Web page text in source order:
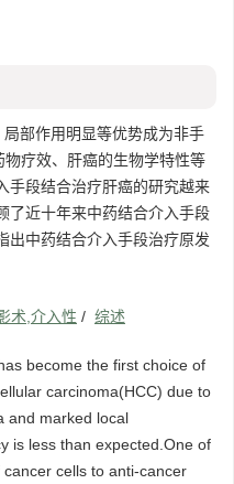
部作用明显等优势成为非手
疗效、肝癌的生物学特性等
手段结合治疗肝癌的研究越来
了近十年来中药结合介入手段
出中药结合介入手段治疗原发
术,介入性 / 综述
become the first choice of
carcinoma(HCC) due to
and marked local
is less than expected.One of
cells to anti-cancer